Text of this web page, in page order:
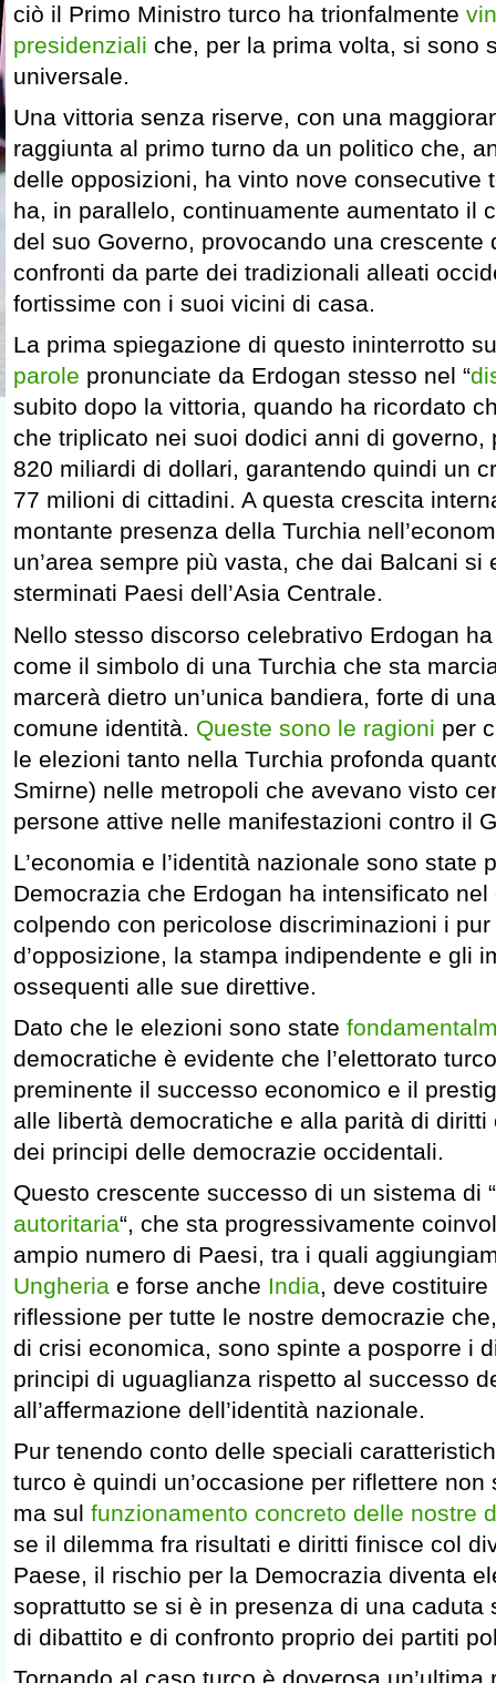
ciò il Primo Ministro turco ha trionfalmente
presidenziali che, per la prima volta, si sono
universale.
Una vittoria senza riserve, con una
raggiunta al primo turno da un politico che,
delle opposizioni, ha vinto nove consecutive
ha, in parallelo, continuamente aumentato il
del suo Governo, provocando una crescente
confronti da parte dei tradizionali alleati
fortissime con i suoi vicini di casa.
La prima spiegazione di questo ininterrotto
parole pronunciate da Erdogan stesso nel “
subito dopo la vittoria, quando ha ricordato
che triplicato nei suoi dodici anni di governo,
820 miliardi di dollari, garantendo quindi un
77 milioni di cittadini. A questa crescita
montante presenza della Turchia
un’area sempre più vasta, che dai Balcani si
sterminati Paesi dell’Asia Centrale.
Nello stesso discorso celebrativo Erdogan
come il simbolo di una Turchia che sta
marcerà dietro un’unica bandiera, forte di
comune identità. Queste sono le ragioni per
le elezioni tanto nella Turchia profonda
Smirne) nelle metropoli che avevano visto
persone attive nelle manifestazioni contro il
L’economia e l’identità nazionale sono state
Democrazia che Erdogan ha intensificato
colpendo con pericolose discriminazioni i
d’opposizione, la stampa indipendente e gli
ossequenti alle sue direttive.
Dato che le elezioni sono state
democratiche è evidente che l’elettorato
preminente il successo economico e il
alle libertà democratiche e alla parità di
dei principi delle democrazie occidentali.
Questo crescente successo di un sistema di “
autoritaria“, che sta progressivamente
ampio numero di Paesi, tra i quali
Ungheria e forse anche India, deve
riflessione per tutte le nostre democrazie
di crisi economica, sono spinte a posporre i
principi di uguaglianza rispetto al successo
all’affermazione dell’identità nazionale.
Pur tenendo conto delle speciali
turco è quindi un’occasione per riflettere
ma sul funzionamento concreto delle nostre
se il dilemma fra risultati e diritti finisce col
Paese, il rischio per la Democrazia diventa
soprattutto se si è in presenza di una caduta
di dibattito e di confronto proprio dei partiti